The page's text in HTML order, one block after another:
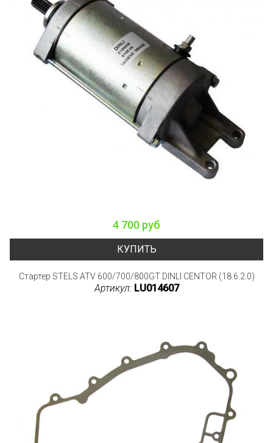
4 700 руб
КУПИТЬ
Стартер STELS ATV 600/700/800GT DINLI CENTOR (18.6.2.0)
Артикул: LU014607